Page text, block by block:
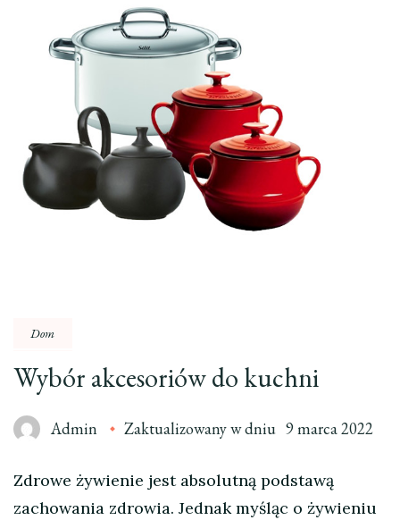
Dom
Wybór akcesoriów do kuchni
Admin Zaktualizowany w dniu 9 marca 2022
Zdrowe żywienie jest absolutną podstawą
zachowania zdrowia. Jednak myśląc o żywieniu